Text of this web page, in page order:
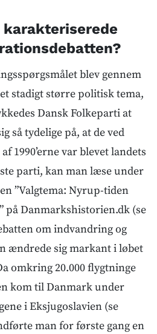
karakteriserede
blev gennem
et stadigt større politisk tema,
Dansk Folkeparti at
så tydelige på, at de ved
1990’erne var blevet landets
parti, kan man læse under
”Valgtema: Nyrup-tiden
på Danmarkshistorien.dk (se
om indvandring og
ændrede sig markant i løbet
omkring 20.000 flygtninge
kom til Danmark under
i Eksjugoslavien (se
man for første gang en